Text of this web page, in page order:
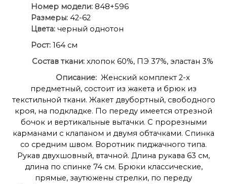
Номер модели: 848+596
Размеры: 42-62
Цвета: черный однотон
Рост: 164 см
Состав ткани: хлопок 60%, ПЭ 37%, эластан 3%
Описание: Женский комплект 2-х
предметный, состоит из жакета и брюк из
текстильной ткани. Жакет двубортный, свободного
кроя, на подкладке. По переду имеется отрезной
бочок и вертикальные вытачки. С прорезными
карманами с клапаном и двумя обтачками. Спинка
со средним швом. Воротник пиджачного типа.
Рукав двухшовный, втачной. Длина рукава 63 см,
длина по спинке 74 см. Брюки классические,
прямые, заутюжены стрелки, по переду